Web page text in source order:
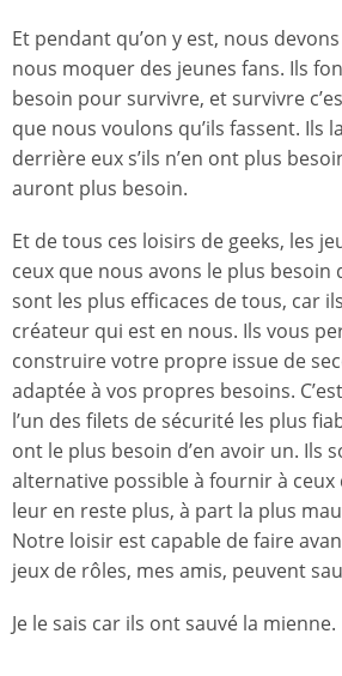
Et pendant qu’on y est, nous
nous moquer des jeunes fans. Ils
besoin pour survivre, et survivre
que nous voulons qu’ils fassent. Ils
derrière eux s’ils n’en ont plus
auront plus besoin.
Et de tous ces loisirs de geeks, les
ceux que nous avons le plus besoin
sont les plus efficaces de tous, car
créateur qui est en nous. Ils vous
construire votre propre issue de
adaptée à vos propres besoins.
l’un des filets de sécurité les plus
ont le plus besoin d’en avoir un. Ils
alternative possible à fournir à ceux
leur en reste plus, à part la plus
Notre loisir est capable de faire
jeux de rôles, mes amis, peuvent
Je le sais car ils ont sauvé la mienne.